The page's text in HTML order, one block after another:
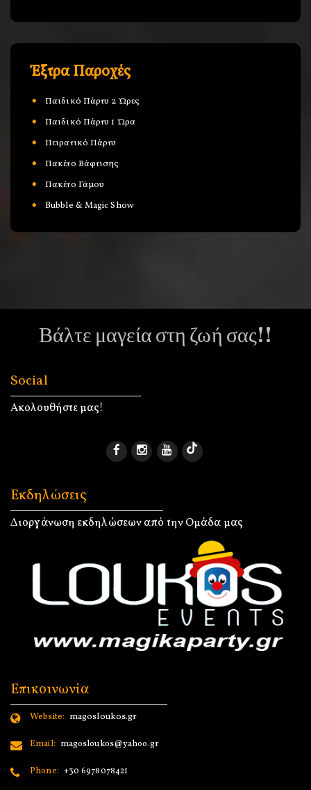
Έξτρα Παροχές
Παιδικό Πάρτυ 2 Ώρες
Παιδικό Πάρτυ 1 Ώρα
Πειρατικό Πάρτυ
Πακέτο Βάφτισης
Πακέτο Γάμου
Bubble & Magic Show
Βάλτε μαγεία στη ζωή σας!!
Social
Ακολουθήστε μας!
Εκδηλώσεις
Διοργάνωση εκδηλώσεων από την Ομάδα μας
Επικοινωνία
Website: magosloukos.gr
Email: magosloukos@yahoo.gr
Phone: +30 6978078421